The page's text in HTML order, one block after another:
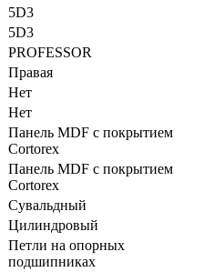
5D3
5D3
PROFESSOR
Правая
Нет
Нет
Панель MDF с покрытием
Cortorex
Панель MDF с покрытием
Cortorex
Сувальдный
Цилиндровый
Петли на опорных
подшипниках